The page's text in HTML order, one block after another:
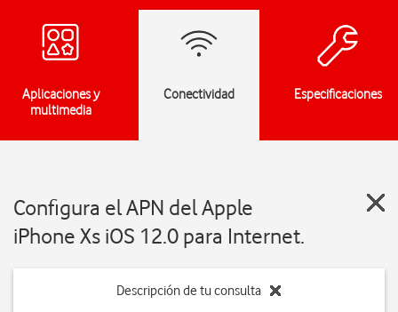
Aplicaciones y
multimedia
Conectividad Especificaciones
Configura el APN del Apple
iPhone Xs iOS 12.0 para Internet.
Descripción de tu consulta